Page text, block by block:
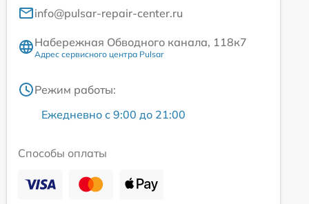
info@pulsar-repair-center.ru
Набережная Обводного канала, 118к7
Адрес сервисного центра Pulsar
Режим работы:
Ежедневно с 9:00 до 21:00
Способы оплаты